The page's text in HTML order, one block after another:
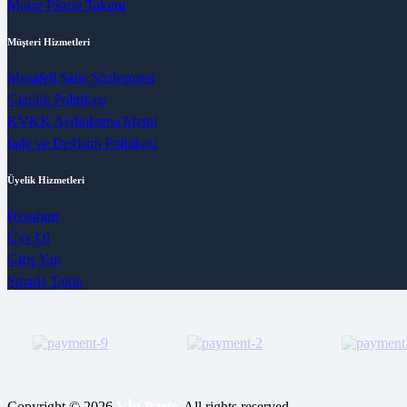
Motor Piston Takımı
Müşteri Hizmetleri
Mesafeli Satış Sözleşmesi
Gizlilik Politikası
KVKK Aydınlatma Metni
İade ve Değişim Politikası
Üyelik Hizmetleri
Hesabım
Üye Ol
Giriş Yap
Sipariş Takip